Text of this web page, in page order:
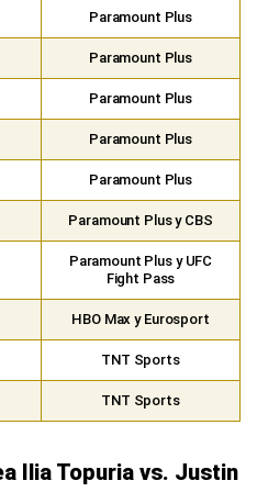
Paramount Plus
Paramount Plus
Paramount Plus
Paramount Plus
Paramount Plus
Paramount Plus y CBS
Paramount Plus y UFC
Fight Pass
HBO Max y Eurosport
TNT Sports
TNT Sports
Ilia Topuria vs. Justin